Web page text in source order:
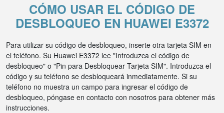
CÓMO USAR EL CÓDIGO DE
DESBLOQUEO EN HUAWEI E3372
Para utilizar su código de desbloqueo, inserte otra tarjeta SIM en
el teléfono. Su Huawei E3372 lee "Introduzca el código de
desbloqueo" o "Pin para Desbloquear Tarjeta SIM". Introduzca el
código y su teléfono se desbloqueará inmediatamente. Si su
teléfono no muestra un campo para ingresar el código de
desbloqueo, póngase en contacto con nosotros para obtener más
instrucciones.